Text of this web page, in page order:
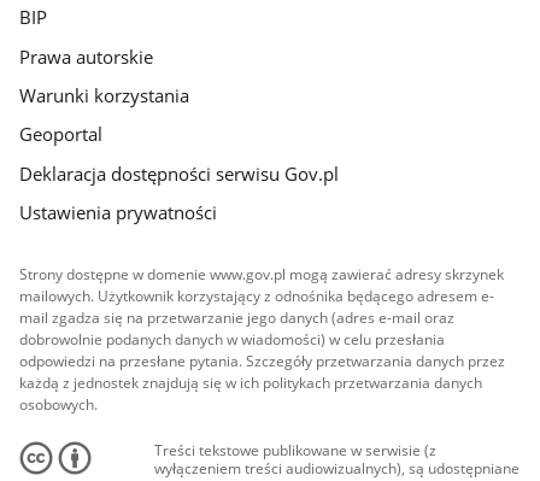
BIP
Prawa autorskie
Warunki korzystania
Geoportal
Deklaracja dostępności serwisu Gov.pl
Ustawienia prywatności
Strony dostępne w domenie www.gov.pl mogą zawierać adresy skrzynek
mailowych. Użytkownik korzystający z odnośnika będącego adresem e-
mail zgadza się na przetwarzanie jego danych (adres e-mail oraz
dobrowolnie podanych danych w wiadomości) w celu przesłania
odpowiedzi na przesłane pytania. Szczegóły przetwarzania danych przez
każdą z jednostek znajdują się w ich politykach przetwarzania danych
osobowych.
Treści tekstowe publikowane w serwisie (z
wyłączeniem treści audiowizualnych), są udostępniane